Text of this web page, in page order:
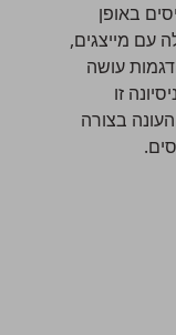
באופן
עם מייצגים,
עושה
זו
בצורה